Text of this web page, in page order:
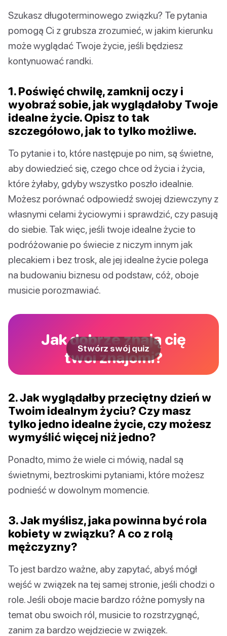
Szukasz długoterminowego związku? Te pytania
pomogą Ci z grubsza zrozumieć, w jakim kierunku
może wyglądać Twoje życie, jeśli będziesz
kontynuować randki.
1. Poświęć chwilę, zamknij oczy i
wyobraź sobie, jak wyglądałoby Twoje
idealne życie. Opisz to tak
szczegółowo, jak to tylko możliwe.
To pytanie i to, które następuje po nim, są świetne,
aby dowiedzieć się, czego chce od życia i życia,
które żyłaby, gdyby wszystko poszło idealnie.
Możesz porównać odpowiedź swojej dziewczyny z
własnymi celami życiowymi i sprawdzić, czy pasują
do siebie. Tak więc, jeśli twoje idealne życie to
podróżowanie po świecie z niczym innym jak
plecakiem i bez trosk, ale jej idealne życie polega
na budowaniu biznesu od podstaw, cóż, oboje
musicie porozmawiać.
Jak dobrze znają cię
twoi znajomi?
Stwórz swój quiz
2. Jak wyglądałby przeciętny dzień w
Twoim idealnym życiu? Czy masz
tylko jedno idealne życie, czy możesz
wymyślić więcej niż jedno?
Ponadto, mimo że wiele ci mówią, nadal są
świetnymi, beztroskimi pytaniami, które możesz
podnieść w dowolnym momencie.
3. Jak myślisz, jaka powinna być rola
kobiety w związku? A co z rolą
mężczyzny?
To jest bardzo ważne, aby zapytać, abyś mógł
wejść w związek na tej samej stronie, jeśli chodzi o
role. Jeśli oboje macie bardzo różne pomysły na
temat obu swoich ról, musicie to rozstrzygnąć,
zanim za bardzo wejdziecie w związek.